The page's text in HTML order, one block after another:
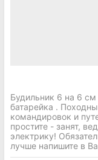
Будильник 6 на 6
батарейка .
командировок и
простите - занят,
электрику!
лучше напишите в